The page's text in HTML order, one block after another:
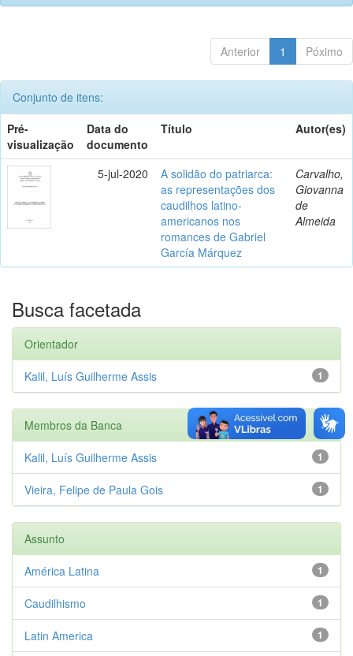
Anterior 1 Póximo
Conjunto de itens:
Pré-
visualização
Data do
documento
Título Autor(es)
5-jul-2020
A solidão do patriarca:
as representações dos
caudilhos latino-
americanos nos
romances de Gabriel
García Márquez
Carvalho,
Giovanna
de
Almeida
Busca facetada
Orientador
1
Kalil, Luís Guilherme Assis
Membros da Banca
1
Kalil, Luís Guilherme Assis
1
Vieira, Felipe de Paula Gois
Assunto
1
América Latina
1
Caudilhismo
1
Latin America